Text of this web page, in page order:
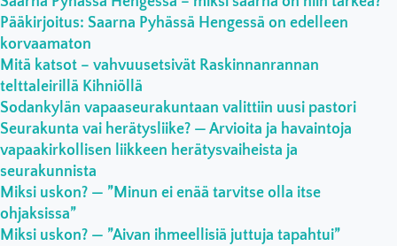
Pääkirjoitus: Saarna Pyhässä Hengessä on edelleen
korvaamaton
Mitä katsot – vahvuusetsivät Raskinnanrannan
telttaleirillä Kihniöllä
Sodankylän vapaaseurakuntaan valittiin uusi pastori
Seurakunta vai herätysliike? — Arvioita ja havaintoja
vapaakirkollisen liikkeen herätysvaiheista ja
seurakunnista
Miksi uskon? — ”Minun ei enää tarvitse olla itse
ohjaksissa”
Miksi uskon? — ”Aivan ihmeellisiä juttuja tapahtui”